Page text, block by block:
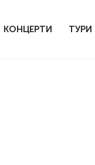
КОНЦЕРТИ ТУРИ